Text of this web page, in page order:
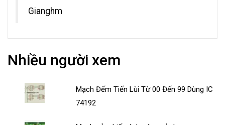
Gianghm
Nhiều người xem
Mạch Đếm Tiến Lùi Từ 00 Đến 99 Dùng IC
74192